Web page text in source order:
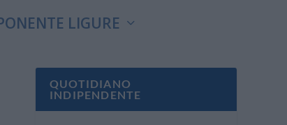
LIGURE
QUOTIDIANO
INDIPENDENTE